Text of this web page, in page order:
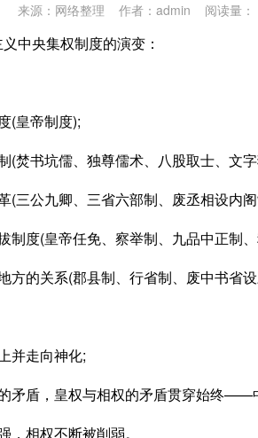
来源：网络整理 作者：admin 阅读量：
中央集权制度的演变：
(皇帝制度);
(焚书坑儒、独尊儒术、八股取士、文
(三公九卿、三省六部制、废丞相设内
制度(皇帝任免、察举制、九品中正制
方的关系(郡县制、行省制、废中书省设
并走向神化;
矛盾，皇权与相权的矛盾贯穿始终——
，相权不断被削弱。